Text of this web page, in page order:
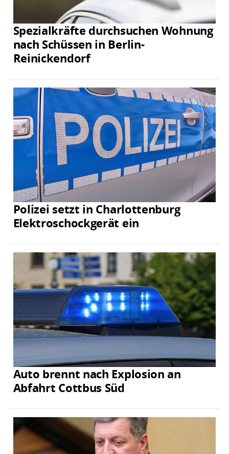
Spezialkräfte durchsuchen Wohnung
nach Schüssen in Berlin-
Reinickendorf
Polizei setzt in Charlottenburg
Elektroschockgerät ein
Auto brennt nach Explosion an
Abfahrt Cottbus Süd